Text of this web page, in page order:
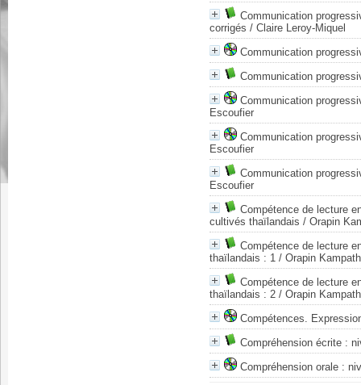
Communication
corrigés / Claire Leroy-Miquel
Communication
Communication
Communication
Escoufier
Communication
Escoufier
Communication
Escoufier
Compétence de lecture
cultivés thaïlandais / Orapin
Compétence de lecture
thaïlandais : 1 / Orapin
Compétence de lecture
thaïlandais : 2 / Orapin
Compétences.
Compréhension écrite :
Compréhension orale :